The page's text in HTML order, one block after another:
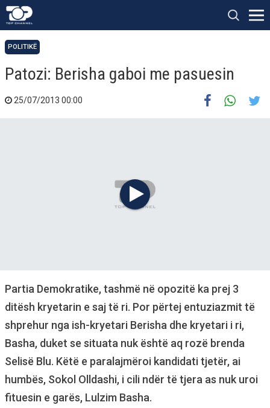
POLITIKË
Patozi: Berisha gaboi me pasuesin
25/07/2013 00:00
Partia Demokratike, tashmë në opozitë ka prej 3
ditësh kryetarin e saj të ri. Por përtej entuziazmit të
shprehur nga ish-kryetari Berisha dhe kryetari i ri,
Basha, duket se situata nuk është aq rozë brenda
Selisë Blu. Këtë e paralajmëroi kandidati tjetër, ai
humbës, Sokol Olldashi, i cili ndër të tjera as nuk uroi
fituesin e garës, Lulzim Basha.